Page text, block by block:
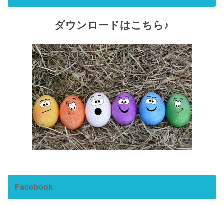
ダウンロードはこちら♪
Facebook